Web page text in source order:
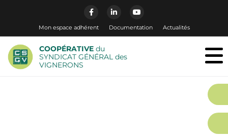
Mon espace adhérent Documentation Actualités
COOPÉRATIVE du
SYNDICAT GÉNÉRAL des
VIGNERONS